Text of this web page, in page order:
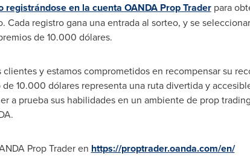
registrándose en la cuenta OANDA Prop Traderpara
Cada registro gana una entrada al sorteo, y se
de 10.000 dólares.
clientes y estamos comprometidos en recompensar su
10.000 dólares representa una ruta divertida y
a prueba sus habilidades en un ambiente de prop
Prop Trader en https://proptrader.oanda.com/en/